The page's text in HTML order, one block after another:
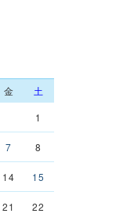
金
土
1
7 8
14 15
21 22